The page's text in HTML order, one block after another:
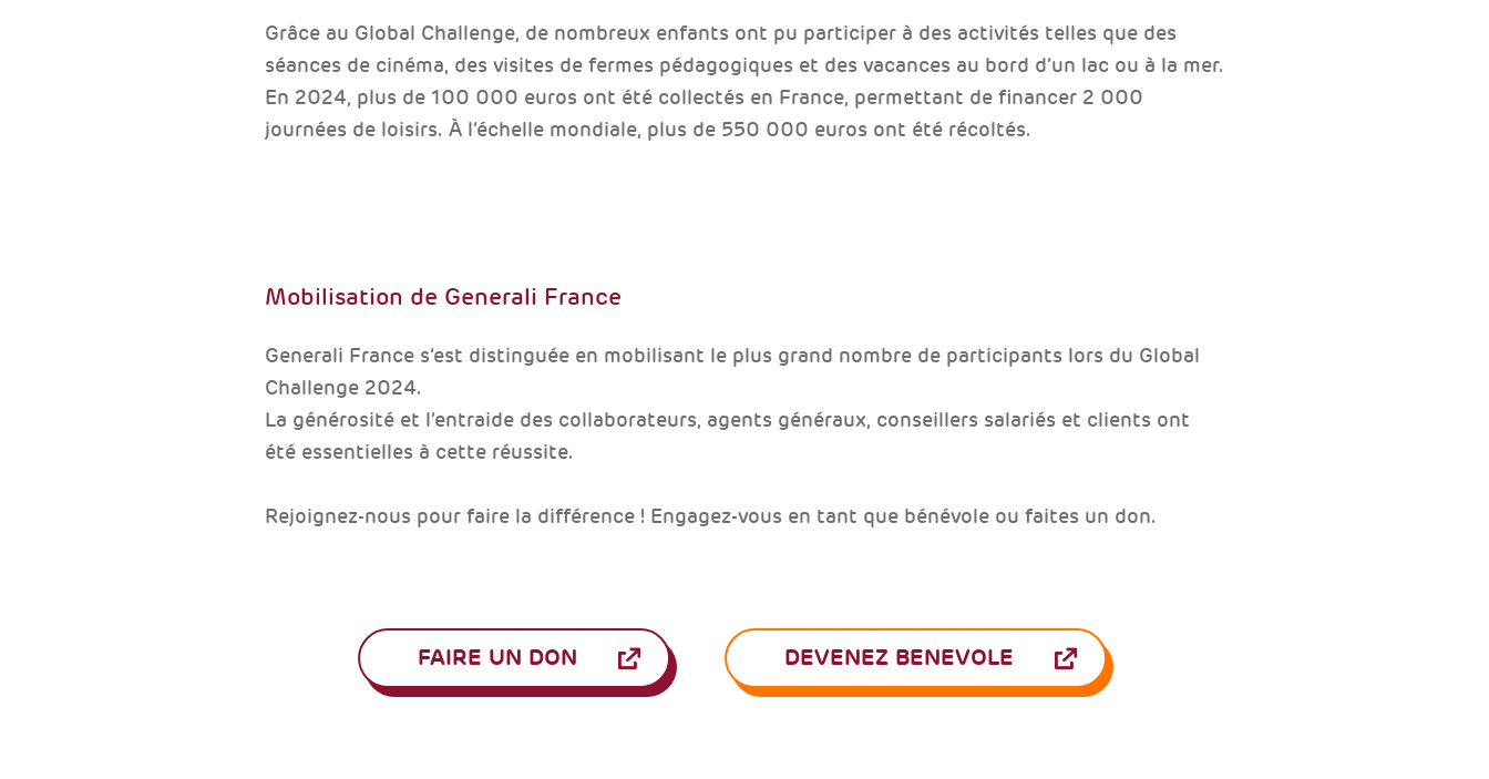
Grâce au Global Challenge, de nombreux enfants ont pu participer à des activités telles que des
séances de cinéma, des visites de fermes pédagogiques et des vacances au bord d’un lac ou à la mer.
En 2024, plus de 100 000 euros ont été collectés en France, permettant de financer 2 000
journées de loisirs. À l’échelle mondiale, plus de 550 000 euros ont été récoltés.
Mobilisation de Generali France
Generali France s’est distinguée en mobilisant le plus grand nombre de participants lors du Global
Challenge 2024.
La générosité et l’entraide des collaborateurs, agents généraux, conseillers salariés et clients ont
été essentielles à cette réussite.
Rejoignez-nous pour faire la différence ! Engagez-vous en tant que bénévole ou faites un don.
FAIRE UN DON DEVENEZ BENEVOLE